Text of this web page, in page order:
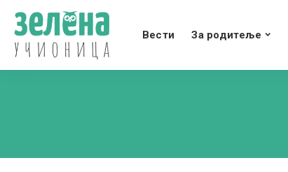
Вести За родитеље